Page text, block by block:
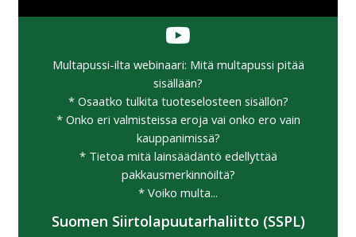
Multapussi-ilta webinaari: Mitä multapussi pitää
sisällään?
* Osaatko tulkita tuoteselosteen sisällön?
* Onko eri valmisteissa eroja vai onko ero vain
kauppanimissä?
* Tietoa mitä lainsäädäntö edellyttää
pakkausmerkinnöiltä?
* Voiko multa...
Suomen Siirtolapuutarhaliitto (SSPL)